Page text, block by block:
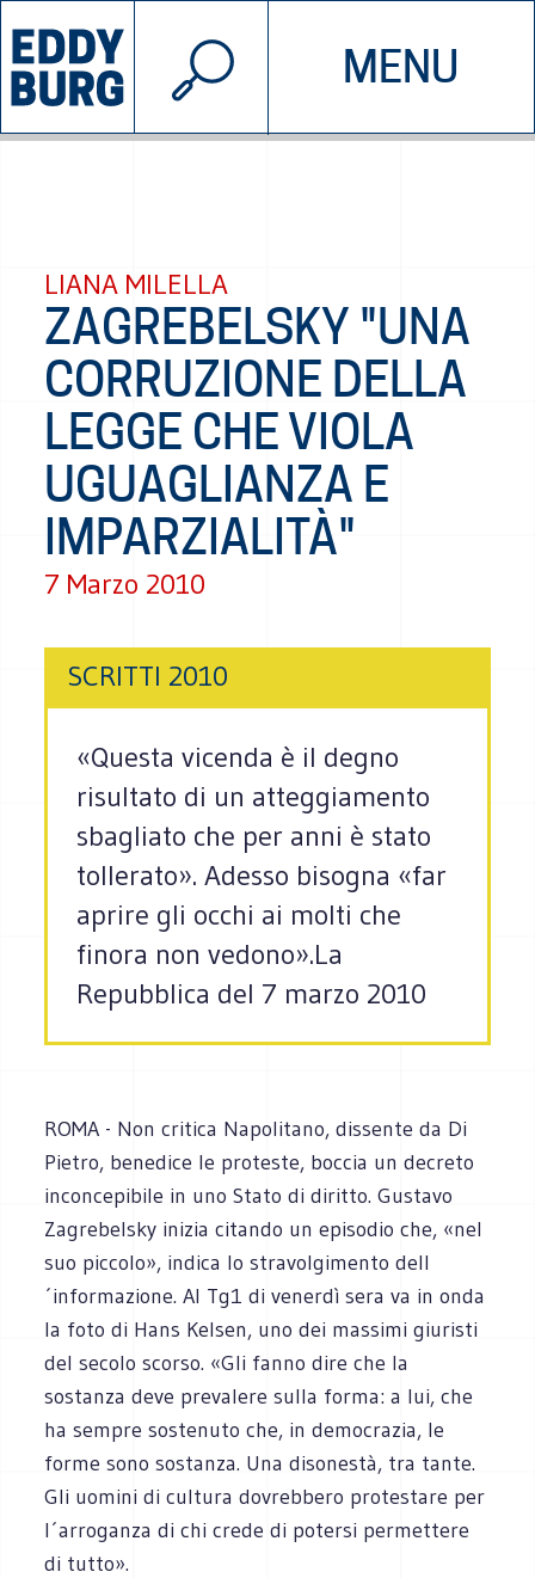
MENU
INIZIATIVE CHI SIAMO
© 2026 EDDYBURG
LIANA MILELLA
ZAGREBELSKY "UNA
CORRUZIONE DELLA
LEGGE CHE VIOLA
UGUAGLIANZA E
IMPARZIALITÀ"
7 Marzo 2010
SCRITTI 2010
«Questa vicenda è il degno
risultato di un atteggiamento
sbagliato che per anni è stato
tollerato». Adesso bisogna «far
aprire gli occhi ai molti che
finora non vedono».La
Repubblica del 7 marzo 2010
ROMA - Non critica Napolitano, dissente da Di
Pietro, benedice le proteste, boccia un decreto
inconcepibile in uno Stato di diritto. Gustavo
Zagrebelsky inizia citando un episodio che, «nel
suo piccolo», indica lo stravolgimento dell
´informazione. Al Tg1 di venerdì sera va in onda
la foto di Hans Kelsen, uno dei massimi giuristi
del secolo scorso. «Gli fanno dire che la
sostanza deve prevalere sulla forma: a lui, che
ha sempre sostenuto che, in democrazia, le
forme sono sostanza. Una disonestà, tra tante.
Gli uomini di cultura dovrebbero protestare per
l´arroganza di chi crede di potersi permettere
di tutto».